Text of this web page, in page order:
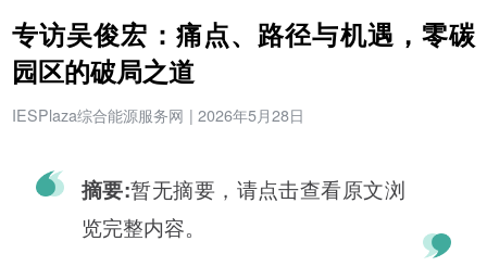
专访吴俊宏：痛点、路径与机遇，零碳
园区的破局之道
IESPlaza综合能源服务网 | 2026年5月28日
摘要:暂无摘要，请点击查看原文浏
览完整内容。